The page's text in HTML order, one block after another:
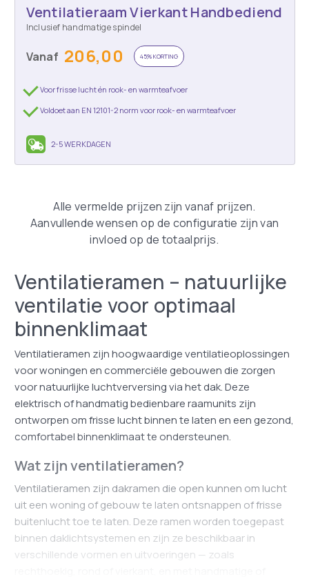
Ventilatieraam Vierkant Handbediend
Inclusief handmatige spindel
Vanaf 206,00 45% KORTING
Voor frisse lucht én rook- en warmteafvoer
Voldoet aan EN 12101-2 norm voor rook- en warmteafvoer
2-5 WERKDAGEN
Alle vermelde prijzen zijn vanaf prijzen.
Aanvullende wensen op de configuratie zijn van
invloed op de totaalprijs.
Ventilatieramen – natuurlijke
ventilatie voor optimaal
binnenklimaat
Ventilatieramen zijn hoogwaardige ventilatieoplossingen
voor woningen en commerciële gebouwen die zorgen
voor natuurlijke luchtverversing via het dak. Deze
elektrisch of handmatig bedienbare raamunits zijn
ontworpen om frisse lucht binnen te laten en een gezond,
comfortabel binnenklimaat te ondersteunen.
Wat zijn ventilatieramen?
Ventilatieramen zijn dakramen die open kunnen om lucht
uit een woning of gebouw te laten ontsnappen of frisse
buitenlucht toe te laten. Deze ramen worden toegepast
binnen daklichtsystemen en zijn ze beschikbaar in
verschillende vormen en uitvoeringen — zoals